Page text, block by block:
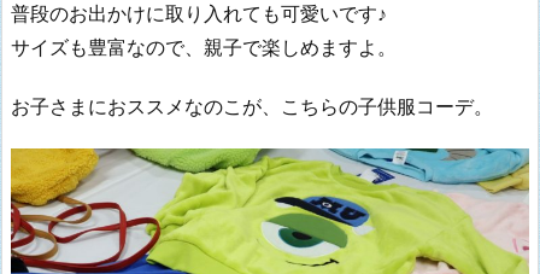
普段のお出かけに取り入れても可愛いです♪
サイズも豊富なので、親子で楽しめますよ。
お子さまにおススメなのこが、こちらの子供服コーデ。